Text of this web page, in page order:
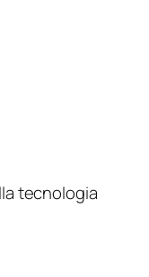
tecnologia